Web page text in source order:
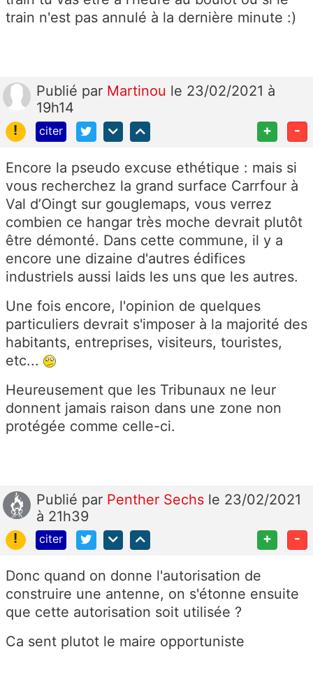
train n'est pas annulé à la dernière minute :)
Publié par Martinou le 23/02/2021 à
19h14
!
citer + -
Encore la pseudo excuse ethétique : mais si
vous recherchez la grand surface Carrfour à
Val d’Oingt sur gouglemaps, vous verrez
combien ce hangar très moche devrait plutôt
être démonté. Dans cette commune, il y a
encore une dizaine d'autres édifices
industriels aussi laids les uns que les autres.
Une fois encore, l'opinion de quelques
particuliers devrait s'imposer à la majorité des
habitants, entreprises, visiteurs, touristes,
etc...
Heureusement que les Tribunaux ne leur
donnent jamais raison dans une zone non
protégée comme celle-ci.
Publié par Penther Sechs le 23/02/2021
à 21h39
!
citer + -
Donc quand on donne l'autorisation de
construire une antenne, on s'étonne ensuite
que cette autorisation soit utilisée ?
Ca sent plutot le maire opportuniste